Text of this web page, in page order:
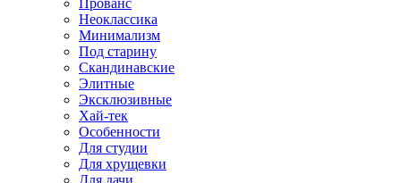
Прованс
Неоклассика
Минимализм
Под старину
Скандинавские
Элитные
Эксклюзивные
Хай-тек
Особенности
Для студии
Для хрущевки
Для дачи